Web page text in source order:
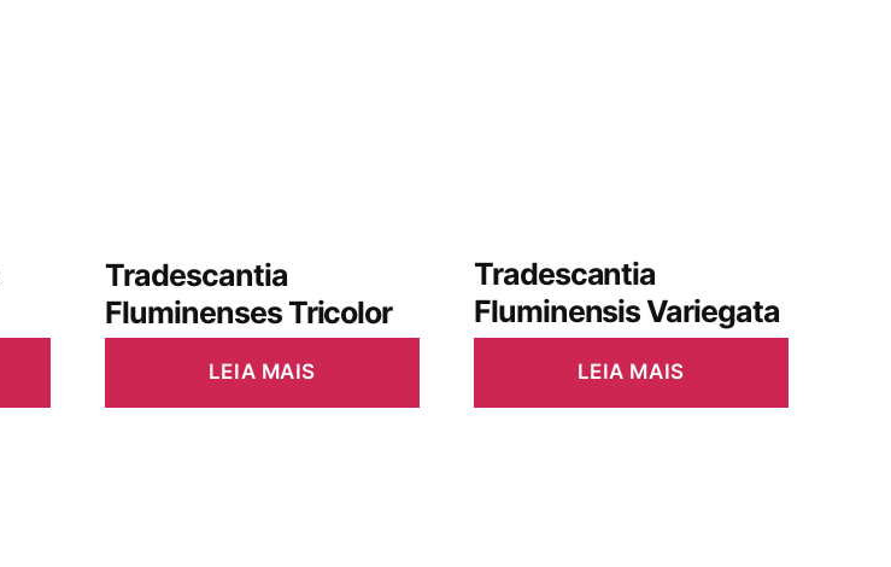
Tradescantia
Fluminenses Tricolor
LEIA MAIS
Tradescantia
Fluminensis Variegata
LEIA MAIS